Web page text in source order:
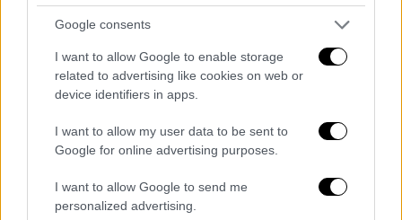
Google consents
I want to allow Google to enable storage
related to advertising like cookies on web or
device identifiers in apps.
I want to allow my user data to be sent to
Google for online advertising purposes.
I want to allow Google to send me
personalized advertising.